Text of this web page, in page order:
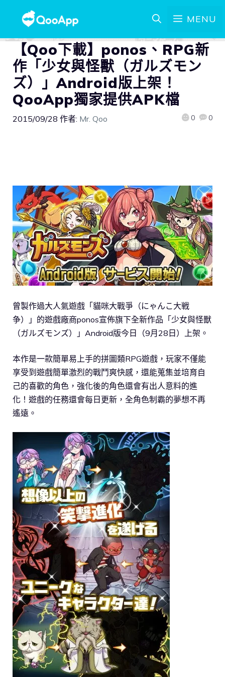
MENU
【Qoo下載】ponos、RPG新
作「少女與怪獸（ガルズモン
ズ）」Android版上架！
QooApp獨家提供APK檔
2015/09/28 作者: Mr. Qoo 0 0
曾製作過大人氣遊戲「貓咪大戰爭（にゃんこ大戦
争）」的遊戲廠商ponos宣佈旗下全新作品「少女與怪獸
（ガルズモンズ）」Android版今日（9月28日）上架。
本作是一款簡單易上手的拼圖類RPG遊戲，玩家不僅能
享受到遊戲簡單激烈的戰鬥爽快感，還能蒐集並培育自
己的喜歡的角色，強化後的角色還會有出人意料的進
化！遊戲的任務還會每日更新，全角色制霸的夢想不再
遙遠。